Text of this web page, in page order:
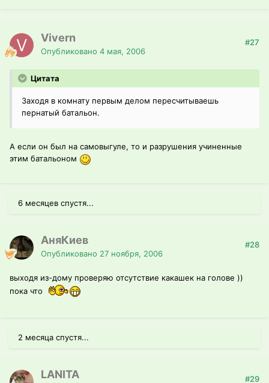
Vivern
Опубликовано 4 мая, 2006
#27
Цитата
Заходя в комнату первым делом пересчитываешь
пернатый батальон.
А если он был на самовыгуле, то и разрушения учиненные
этим батальоном
6 месяцев спустя...
АняКиев
Опубликовано 27 ноября, 2006
#28
выходя из-дому проверяю отсутствие какашек на голове ))
пока что
2 месяца спустя...
LANITA #29